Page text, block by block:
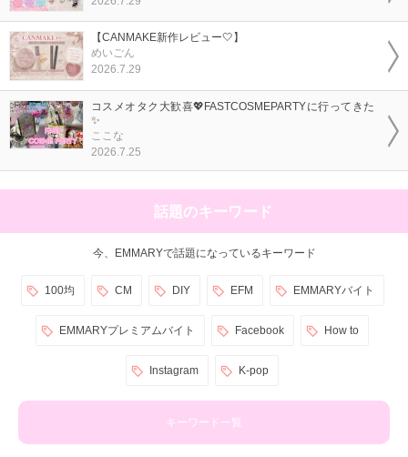
【CANMAKE新作レビュー🤍】
めいごん
2026.7.29
コスメオタク大歓喜💖FASTCOSMEPARTYに行ってきた
✨
ここな
2026.7.25
話題のキーワード
今、EMMARYで話題になっているキーワード
100均 CM DIY EFM EMMARYバイト
EMMARYプレミアムバイト Facebook How to
Instagram K-pop
キーワード一覧